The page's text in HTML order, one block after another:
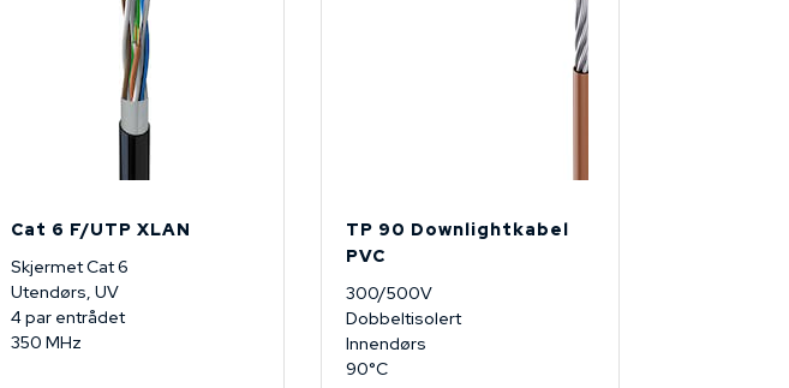
Cat 6 F/UTP XLAN
Skjermet Cat 6
Utendørs, UV
4 par entrådet
350 MHz
TP 90 Downlightkabel
PVC
300/500V
Dobbeltisolert
Innendørs
90°C